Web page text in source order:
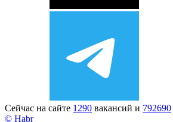
Сейчас на сайте 1290 вакансий и 792690
© Habr